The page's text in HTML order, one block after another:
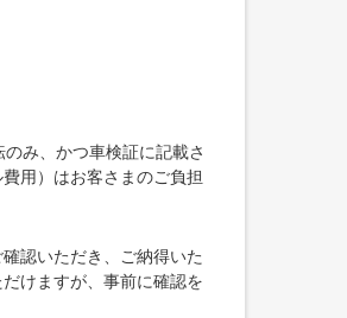
み、かつ車検証に記載さ
用）はお客さまのご負担
認いただき、ご納得いた
けますが、事前に確認を